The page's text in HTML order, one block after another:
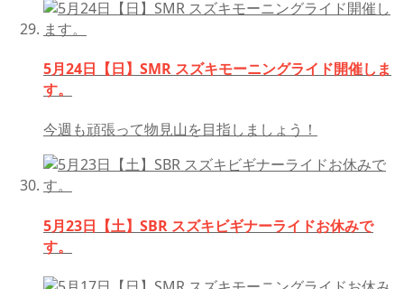
5月24日【日】SMR スズキモーニングライド開催しま
す。
今週も頑張って物見山を目指しましょう！
5月23日【土】SBR スズキビギナーライドお休みで
す。